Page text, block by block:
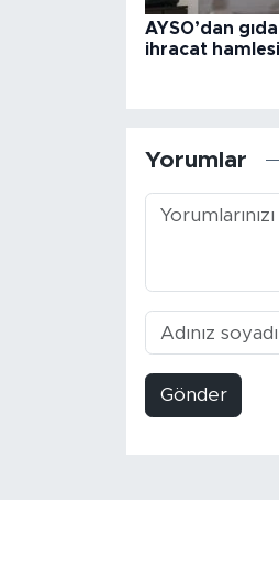
AYSO’dan
ihracat hamlesi
Yorumlar
Gönder